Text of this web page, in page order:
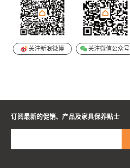
关注新浪微博 关注微信公众号
订阅最新的促销、产品及家具保养贴士